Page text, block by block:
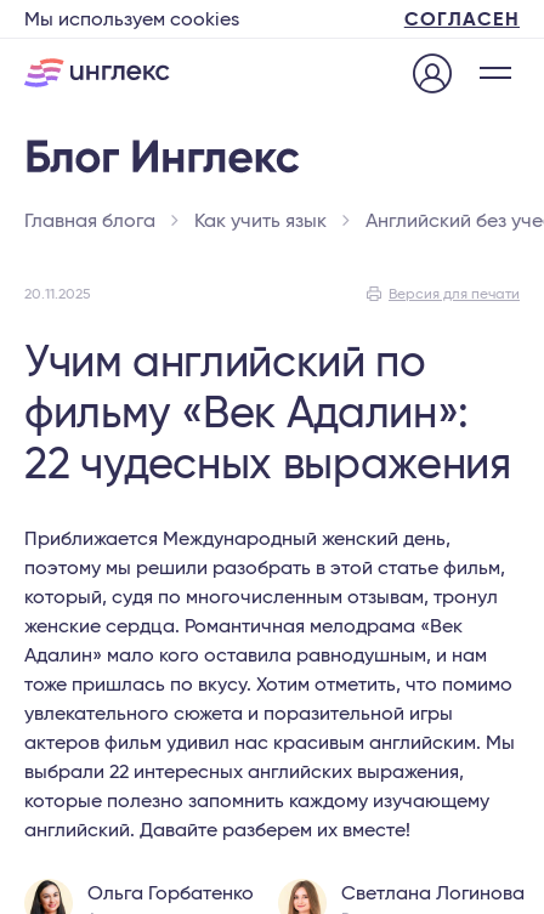
Мы используем cookies СОГЛАСЕН
Главная блога Как учить язык Английский без
20.11.2025 Версия для печати
Учим английский по
фильму «Век Адалин»:
22 чудесных выражения
Приближается Международный женский день,
поэтому мы решили разобрать в этой статье фильм,
который, судя по многочисленным отзывам, тронул
женские сердца. Романтичная мелодрама «Век
Адалин» мало кого оставила равнодушным, и нам
тоже пришлась по вкусу. Хотим отметить, что помимо
увлекательного сюжета и поразительной игры
актеров фильм удивил нас красивым английским. Мы
выбрали 22 интересных английских выражения,
которые полезно запомнить каждому изучающему
английский. Давайте разберем их вместе!
Ольга Горбатенко Светлана Логинова